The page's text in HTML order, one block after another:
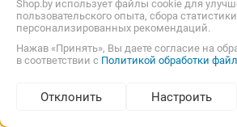
Подбор по параметрам
Бесплатная,завтра
Самовывоз
карта, наличные, ОПЛАТИ
от35,40p.
Shop.by использует файлы cookie для
пользовательского опыта, сбора
персонализированных рекомендаций.
Нажав «Принять», Вы даете согласие на
в соответствии с Политикой обработки
Отклонить Настроить